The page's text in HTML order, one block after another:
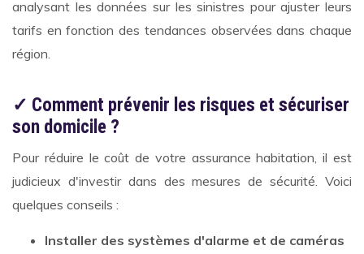
analysant les données sur les sinistres pour ajuster leurs
tarifs en fonction des tendances observées dans chaque
région.
✓ Comment prévenir les risques et sécuriser
son domicile ?
Pour réduire le coût de votre assurance habitation, il est
judicieux d'investir dans des mesures de sécurité. Voici
quelques conseils :
Installer des systèmes d'alarme et de caméras